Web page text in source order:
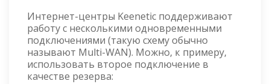
Интернет-центры Keenetic поддерживают
работу с несколькими одновременными
подключениями (такую схему обычно
называют Multi-WAN). Можно, к примеру,
использовать второе подключение в
качестве резерва: